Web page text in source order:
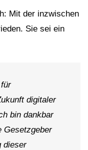
Mit der inzwischen
Sie sei ein
digitaler
bin dankbar
Gesetzgeber
dieser